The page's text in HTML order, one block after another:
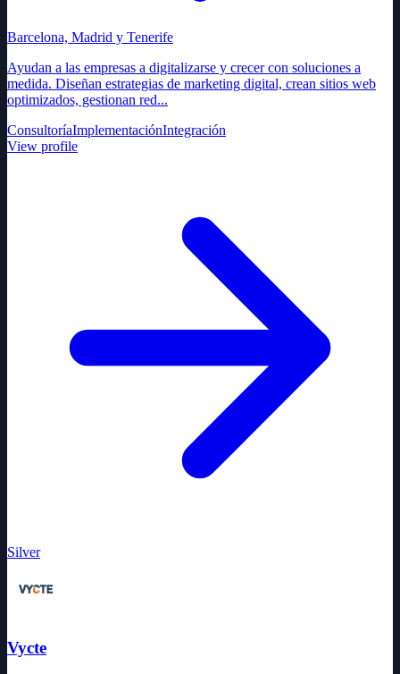
Barcelona, Madrid y Tenerife
Ayudan a las empresas a digitalizarse y crecer con soluciones a
medida. Diseñan estrategias de marketing digital, crean sitios web
optimizados, gestionan red...
ConsultoríaImplementaciónIntegración
View profile
Silver
Vycte